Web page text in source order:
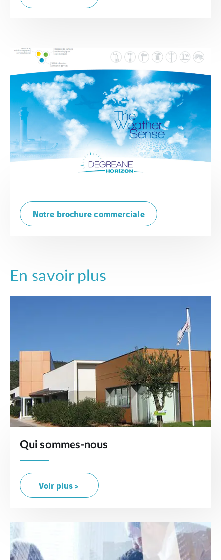
Notre brochure commerciale
En savoir plus
Qui sommes-nous
Voir plus >